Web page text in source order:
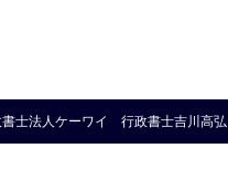
士法人ケーワイ 行政書士吉川高弘